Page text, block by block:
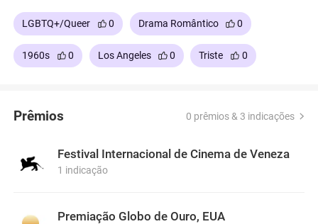
LGBTQ+/Queer 0 Drama Romântico 0
1960s 0 Los Angeles 0 Triste 0
Prêmios 0 prêmios & 3 indicações
Festival Internacional de Cinema de Veneza
1 indicação
Premiação Globo de Ouro, EUA